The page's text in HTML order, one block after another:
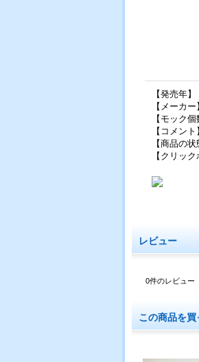
【発売
【メーカ
【モック
【コメン
【商品の
【クリッ
レビュー
0件のレビュー
この商品を